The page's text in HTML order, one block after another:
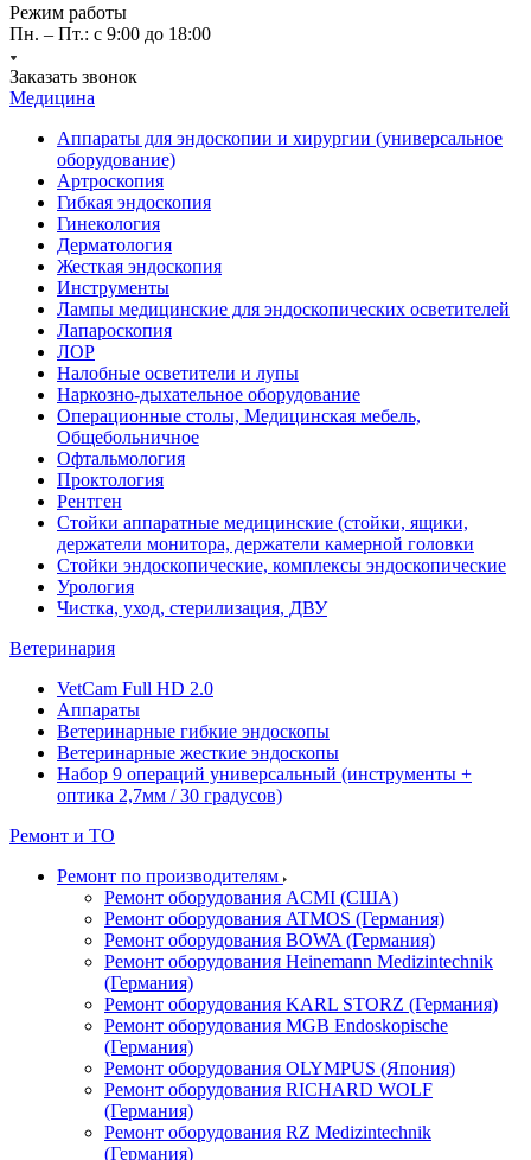
Режим работы
Пн. – Пт.: с 9:00 до 18:00
Заказать звонок
Медицина
Аппараты для эндоскопии и хирургии (универсальное
оборудование)
Артроскопия
Гибкая эндоскопия
Гинекология
Дерматология
Жесткая эндоскопия
Инструменты
Лампы медицинские для эндоскопических осветителей
Лапароскопия
ЛОР
Налобные осветители и лупы
Наркозно-дыхательное оборудование
Операционные столы, Медицинская мебель,
Общебольничное
Офтальмология
Проктология
Рентген
Стойки аппаратные медицинские (стойки, ящики,
держатели монитора, держатели камерной головки
Стойки эндоскопические, комплексы эндоскопические
Урология
Чистка, уход, стерилизация, ДВУ
Ветеринария
VetCam Full HD 2.0
Аппараты
Ветеринарные гибкие эндоскопы
Ветеринарные жесткие эндоскопы
Набор 9 операций универсальный (инструменты +
оптика 2,7мм / 30 градусов)
Ремонт и ТО
Ремонт по производителям
Ремонт оборудования ACMI (США)
Ремонт оборудования ATMOS (Германия)
Ремонт оборудования BOWA (Германия)
Ремонт оборудования Heinemann Medizintechnik
(Германия)
Ремонт оборудования KARL STORZ (Германия)
Ремонт оборудования MGB Endoskopische
(Германия)
Ремонт оборудования OLYMPUS (Япония)
Ремонт оборудования RICHARD WOLF
(Германия)
Ремонт оборудования RZ Medizintechnik
(Германия)